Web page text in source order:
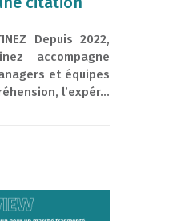
Depuis 2022,
accompagne
et équipes
l’expér...